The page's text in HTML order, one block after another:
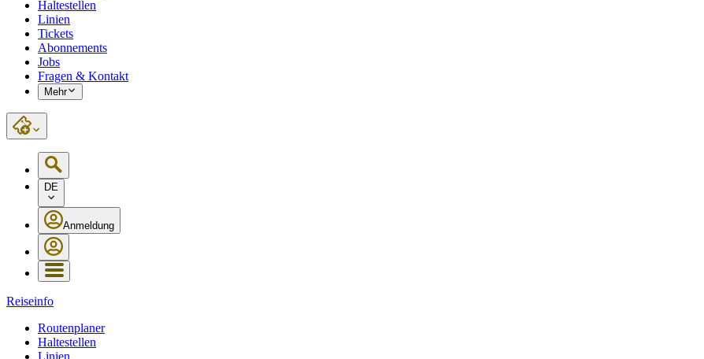
Haltestellen
Linien
Tickets
Abonnements
Jobs
Fragen & Kontakt
Mehr
DE
Anmeldung
Reiseinfo
Routenplaner
Haltestellen
Linien